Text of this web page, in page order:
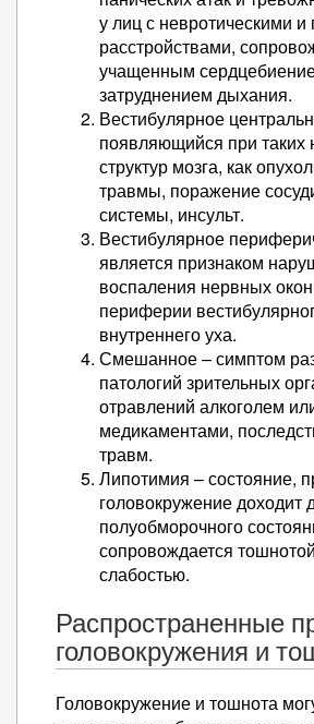
у лиц с невротическими и
расстройствами,
учащенным
затруднением дыхания.
Вестибулярное
появляющийся при таких
структур мозга, как
травмы, поражение
системы, инсульт.
Вестибулярное
является признаком
воспаления нервных
периферии
внутреннего уха.
Смешанное – симптом
патологий зрительных
отравлений алкоголем
медикаментами,
травм.
Липотимия – состояние,
головокружение доходит
полуобморочного
сопровождается
слабостью.
Распространенные
головокружения и
Головокружение и тошнота